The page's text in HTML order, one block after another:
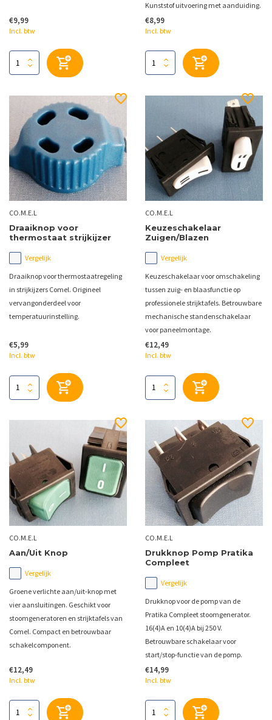
€9,99
Incl. btw
Kunststof uitvoering met aanduiding.
€8,99
Incl. btw
CO.M.E.L
Draaiknop voor
thermostaat strijkijzer
Vergelijk
Draaiknop voor thermostaatregeling
in strijkijzers Comel. Origineel
vervangonderdeel voor
temperatuurinstelling.
€5,99
Incl. btw
CO.M.E.L
Keuzeschakelaar
Zuigen/Blazen
Vergelijk
Keuzeschakelaar voor omschakeling
tussen zuig- en blaasfunctie op
professionele strijktafels. Betrouwbare
mechanische standenschakelaar
voor paneelmontage.
€12,49
Incl. btw
CO.M.E.L
Aan/Uit Knop
Vergelijk
Groene verlichte aan/uit-knop met
vier aansluitingen. Geschikt voor
stoomgeneratoren en strijktafels van
Comel. Compact en betrouwbaar
schakelcomponent.
€12,49
Incl. btw
CO.M.E.L
Drukknop Pomp Pratika
Compleet
Vergelijk
Drukknop voor de pomp van de
Pratika Compleet stoomgenerator.
16(4)A en 10(4)A bij 250 V.
Betrouwbare schakelaar voor
start/stop-functie van de pomp.
€14,99
Incl. btw